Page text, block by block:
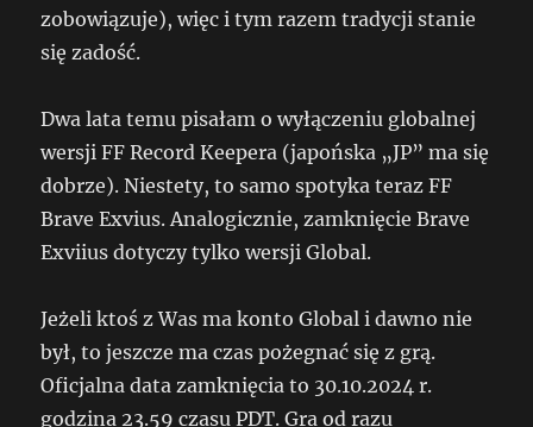
zobowiązuje), więc i tym razem tradycji stanie
się zadość.
Dwa lata temu pisałam o wyłączeniu globalnej
wersji FF Record Keepera (japońska „JP” ma się
dobrze). Niestety, to samo spotyka teraz FF
Brave Exvius. Analogicznie, zamknięcie Brave
Exviius dotyczy tylko wersji Global.
Jeżeli ktoś z Was ma konto Global i dawno nie
był, to jeszcze ma czas pożegnać się z grą.
Oficjalna data zamknięcia to 30.10.2024 r.
godzina 23.59 czasu PDT. Gra od razu